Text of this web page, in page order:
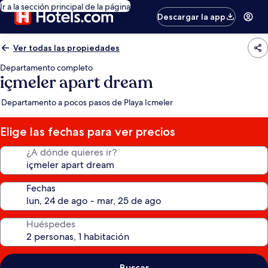
Ir a la sección principal de la página
Descargar la app
Ver todas las propiedades
Departamento completo
içmeler apart dream
Departamento a pocos pasos de Playa Icmeler
Elige las fechas para ver precios
¿A dónde quieres ir?
Fechas
Huéspedes